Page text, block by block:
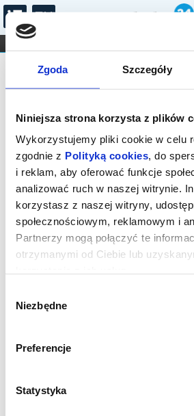
Zgoda Szczegóły
Niniejsza strona korzysta z plików
Wykorzystujemy pliki cookie w celu
zgodnie z Polityką cookies, do
i reklam, aby oferować funkcje
analizować ruch w naszej witrynie.
korzystasz z naszej witryny,
społecznościowym, reklamowym i
Partnerzy mogą połączyć te
otrzymanymi od Ciebie lub
zgody
Niezbędne
Preferencje
Statystyka
FILHARMONIA OPERA I BALET
DLA DZIECI
Biblioteka Publiczna
Brak